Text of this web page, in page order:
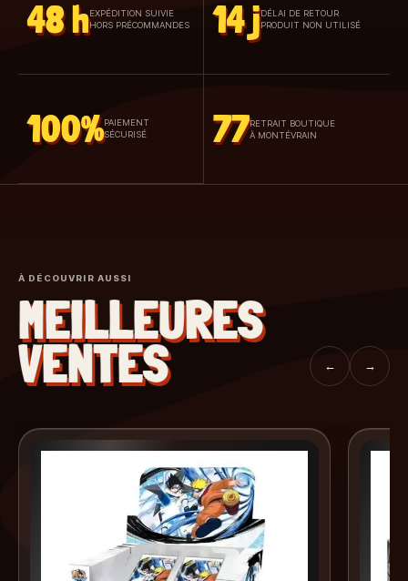
48 h EXPÉDITION SUIVIE
HORS PRÉCOMMANDES
14 jDÉLAI DE RETOUR
PRODUIT NON UTILISÉ
100% PAIEMENT
SÉCURISÉ
77RETRAIT BOUTIQUE
À MONTÉVRAIN
À DÉCOUVRIR AUSSI
MEILLEURES
VENTES ← →